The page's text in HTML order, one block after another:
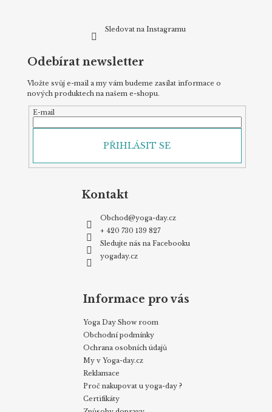
Sledovat na Instagramu
Odebírat newsletter
Vložte svůj e-mail a my vám budeme zasílat informace o
nových produktech na našem e-shopu.
E-mail
PŘIHLÁSIT SE
Kontakt
Obchod@yoga-day.cz
+ 420 730 139 827
Sledujte nás na Facebooku
yogaday.cz
Informace pro vás
Yoga Day Show room
Obchodní podmínky
Ochrana osobních údajů
My v Yoga-day.cz
Reklamace
Proč nakupovat u yoga-day ?
Certifikáty